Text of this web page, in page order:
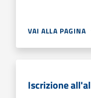
VAI ALLA PAGINA
Iscrizione